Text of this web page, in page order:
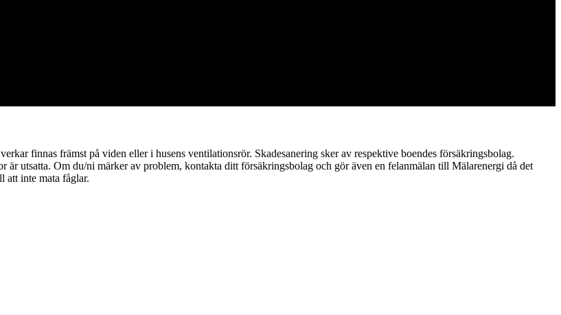
finnas främst på viden eller i husens ventilationsrör. Skadesanering sker av respektive boendes försäkringsbolag.
utsatta. Om du/ni märker av problem, kontakta ditt försäkringsbolag och gör även en felanmälan till Mälarenergi då det
att inte mata fåglar.